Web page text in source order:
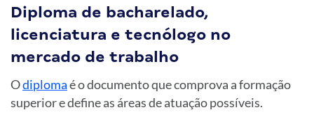
Diploma de bacharelado,
licenciatura e tecnólogo no
mercado de trabalho
Odiplomaé o documento que comprova a formação
superior e define as áreas de atuação possíveis.